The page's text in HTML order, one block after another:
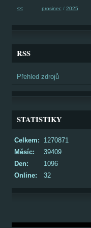
<< prosinec/ 2025
RSS
Přehled zdrojů
STATISTIKY
Online: 32
Celkem:
1270871
Měsíc:
39409
Den:
1096